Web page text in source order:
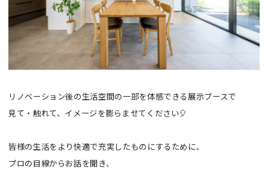
リノベーション後の生活空間の一部を体感できる 展示ブースで
見て・触れて、イメージを膨らませてください🎈
皆様の生活をより快適で充実したものにするために、
プロの目線からお話を聞き、